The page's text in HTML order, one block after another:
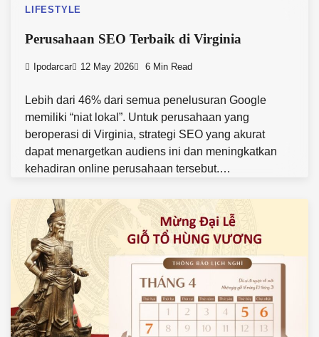
LIFESTYLE
Perusahaan SEO Terbaik di Virginia
Ipodarcar 12 May 2026 6 Min Read
Lebih dari 46% dari semua penelusuran Google
memiliki “niat lokal”. Untuk perusahaan yang
beroperasi di Virginia, strategi SEO yang akurat
dapat menargetkan audiens ini dan meningkatkan
kehadiran online perusahaan tersebut.…